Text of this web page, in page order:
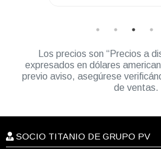
Los precios son “Precios a
expresados en dólares
previo aviso, asegúrese
de ventas.
SOCIO TITANIO DE GRUPO PV